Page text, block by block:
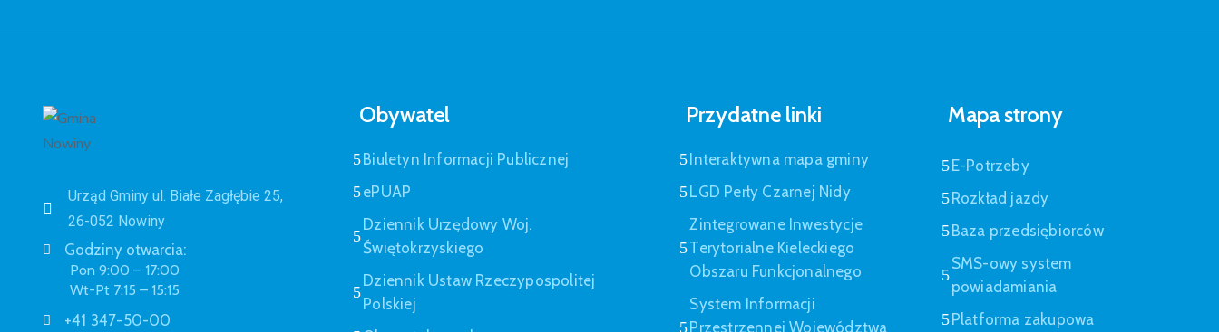
Urząd Gminy ul. Białe Zagłębie 25,
26-052 Nowiny
Godziny otwarcia:
Pon 9:00 – 17:00
Wt-Pt 7:15 – 15:15
+41 347-50-00
Obywatel
Biuletyn Informacji Publicznej
ePUAP
Dziennik Urzędowy Woj.
Świętokrzyskiego
Dziennik Ustaw Rzeczypospolitej
Polskiej
Przydatne linki
Interaktywna mapa gminy
LGD Perły Czarnej Nidy
Zintegrowane Inwestycje
Terytorialne Kieleckiego
Obszaru Funkcjonalnego
System Informacji
Przestrzennej Województwa
Mapa strony
E-Potrzeby
Rozkład jazdy
Baza przedsiębiorców
SMS-owy system
powiadamiania
Platforma zakupowa